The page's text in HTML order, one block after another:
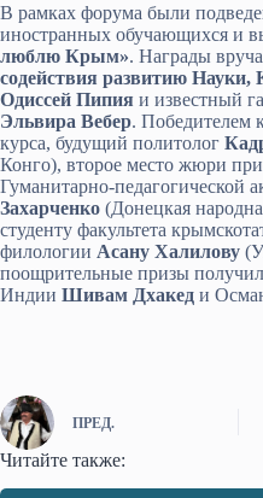
В рамках форума были
иностранных обучающихся и
люблю Крым». Награды
содействия развитию
Одиссей Пипия и известный
Эльвира Вебер. Победителем
курса, будущий политолог
Конго), второе место жюри
Гуманитарно-педагогической
Захарченко (Донецкая
студенту факультета
филологии Асану Халилову
поощрительные призы
Индии Шивам Дхакед и
ПРЕД.
Читайте также: